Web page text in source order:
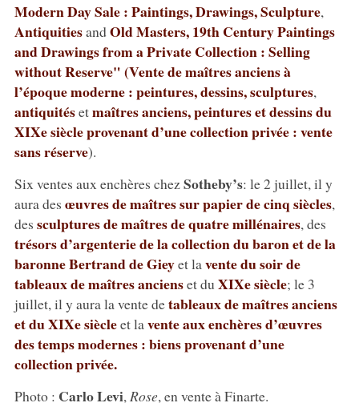
Modern Day Sale : Paintings, Drawings, Sculpture,
AntiquitiesandOld Masters, 19th Century Paintings
and Drawings from a Private Collection : Selling
without Reserve" (Vente demaîtres anciens à
l’époque moderne : peintures, dessins, sculptures,
antiquitésetmaîtres anciens, peintures et dessins du
XIXe siècle provenant d’une collection privée : vente
sans réserve).
Six ventes aux enchères chezSotheby’s: le 2 juillet, il y
aura des œuvres de maîtres sur papier de cinq siècles,
des sculptures de maîtres de quatre millénaires, des
trésors d’argenterie de la collection du baron et de la
baronne Bertrand de Gieyet la vente du soir de
tableaux de maîtres ancienset du XIXe siècle; le 3
juillet, il y aura la vente detableaux de maîtres anciens
et du XIXe siècleet la vente aux enchères d’œuvres
des temps modernes : biens provenant d’une
collection privée.
Photo : Carlo Levi, Rose, en vente à Finarte.